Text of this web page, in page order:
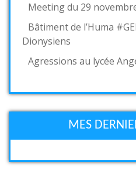
Meeting du 29
Bâtiment de l’Huma
Dionysiens
Agressions au lycée
MES